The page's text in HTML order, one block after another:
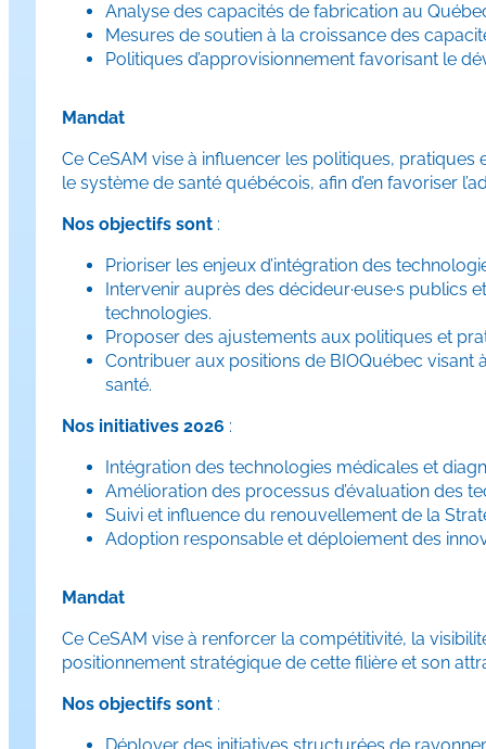
Analyse des capacités de fabrication au
Mesures de soutien à la croissance des
Politiques d’approvisionnement favorisant le
Mandat
Ce CeSAM vise à influencer les politiques,
le système de santé québécois, afin d’en favoriser
Nos objectifs sont :
Prioriser les enjeux d’intégration des
Intervenir auprès des décideur·euse·s publics
technologies.
Proposer des ajustements aux politiques et
Contribuer aux positions de BIOQuébec visant
santé.
Nos initiatives 2026 :
Intégration des technologies médicales et
Amélioration des processus d’évaluation des
Suivi et influence du renouvellement de la
Adoption responsable et déploiement des
Mandat
Ce CeSAM vise à renforcer la compétitivité, la
positionnement stratégique de cette filière et son
Nos objectifs sont :